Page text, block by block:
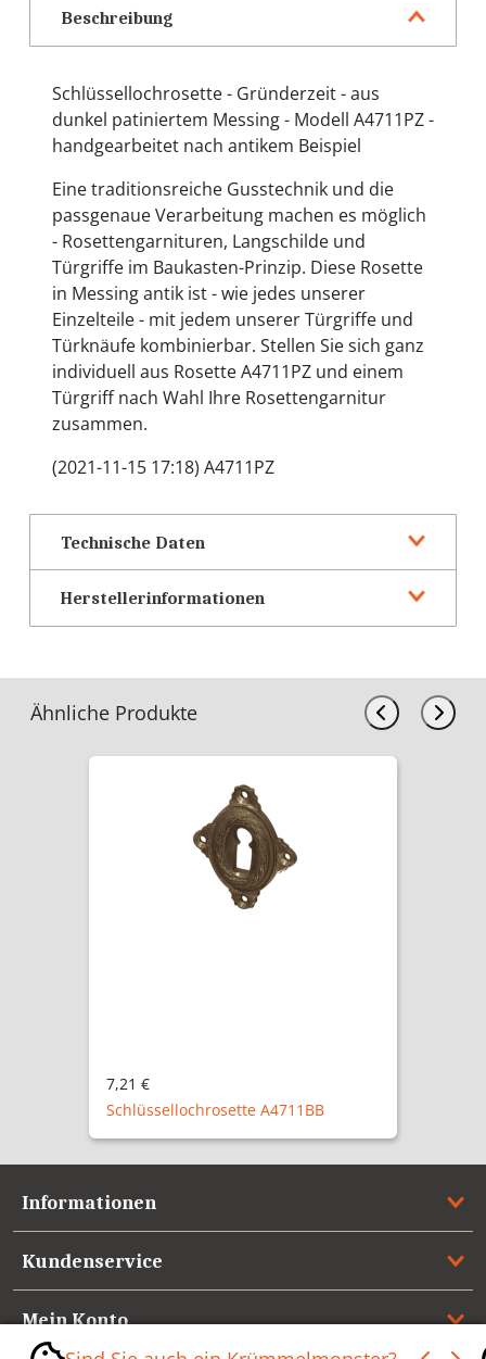
Beschreibung
Schlüssellochrosette - Gründerzeit - aus
dunkel patiniertem Messing - Modell A4711PZ -
handgearbeitet nach antikem Beispiel
Eine traditionsreiche Gusstechnik und die
passgenaue Verarbeitung machen es möglich
- Rosettengarnituren, Langschilde und
Türgriffe im Baukasten-Prinzip. Diese Rosette
in Messing antik ist - wie jedes unserer
Einzelteile - mit jedem unserer Türgriffe und
Türknäufe kombinierbar. Stellen Sie sich ganz
individuell aus Rosette A4711PZ und einem
Türgriff nach Wahl Ihre Rosettengarnitur
zusammen.
(2021-11-15 17:18) A4711PZ
Technische Daten
Herstellerinformationen
Ähnliche Produkte
7,21 €
Schlüssellochrosette A4711BB
Informationen
Kundenservice
Mein Konto